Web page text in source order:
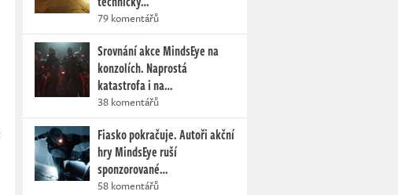
79 komentářů
Srovnání akce MindsEye na
konzolích. Naprostá
katastrofa i na…
38 komentářů
Fiasko pokračuje. Autoři akční
hry MindsEye ruší
sponzorované…
58 komentářů